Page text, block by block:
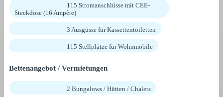
115 Stromanschlüsse mit CEE-
Steckdose (16 Ampère)
3 Ausgüsse für Kassettentoiletten
115 Stellplätze für Wohnmobile
Bettenangebot / Vermietungen
2 Bungalows / Hütten / Chalets